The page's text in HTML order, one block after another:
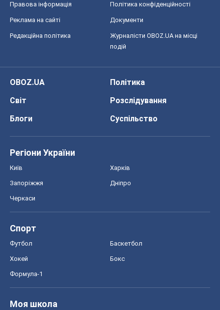
Правова інформація Політика конфіденційності
Реклама на сайті Документи
Редакційна політика
Журналісти OBOZ.UA на місці
подій
OBOZ.UA
Політика
Світ
Розслідування
Блоги
Суспільство
Регіони України
Київ Харків
Запоріжжя Дніпро
Черкаси
Спорт
Футбол Баскетбол
Хокей Бокс
Формула-1
Моя школа